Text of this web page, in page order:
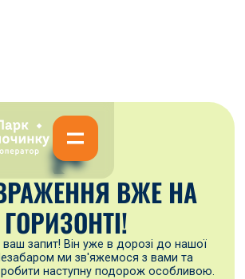
🏞
ВЖЕ НА
ГОРИЗОНТІ!
запит! Він уже в дорозі до нашої
ми зв'яжемося з вами та
наступну подорож особливою.